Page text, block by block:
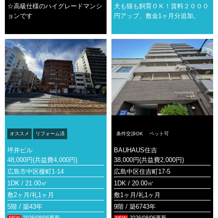
☆高級仕様のハイグレードマンシ
ョンです
犬も猫も飼育ＯＫ！賃料２０００
円アップ、敷金1ヶ月分追加。
オススメ リフォーム済
坪井ビル
48,000円(共益費4,000円)
広島市中区榎町1-14
1DK / 21.00㎡
敷2ヶ月/礼1ヶ月
5階 / 築43年
条件交渉OK ペット可
BAUHAUS住吉
38,000円(共益費2,000円)
広島中区住吉町17-5
1DK / 20.00㎡
敷1ヶ月/礼1ヶ月
9階 / 築6743年